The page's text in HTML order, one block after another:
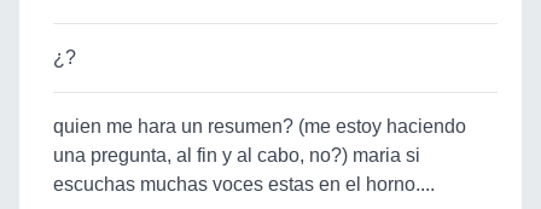
¿?
quien me hara un resumen? (me estoy haciendo
una pregunta, al fin y al cabo, no?) maria si
escuchas muchas voces estas en el horno....